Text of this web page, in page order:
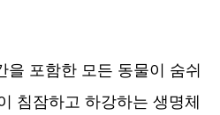
포함한 모든 동물이 숨쉬
침잠하고 하강하는 생명체